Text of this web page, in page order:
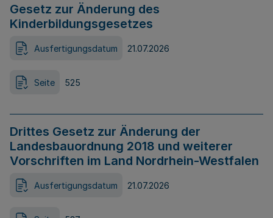
Gesetz zur Änderung des
Kinderbildungsgesetzes
Ausfertigungsdatum 21.07.2026
Seite 525
Drittes Gesetz zur Änderung der
Landesbauordnung 2018 und weiterer
Vorschriften im Land Nordrhein-Westfalen
Ausfertigungsdatum 21.07.2026